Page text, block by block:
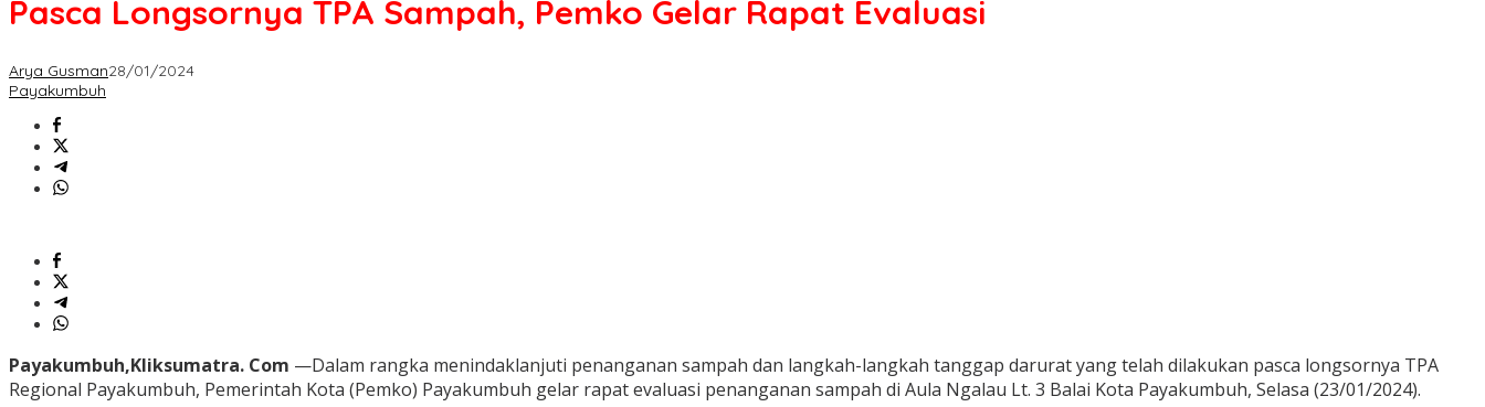
Pasca Longsornya TPA Sampah, Pemko Gelar Rapat Evaluasi
Arya Gusman28/01/2024
Payakumbuh
Payakumbuh,Kliksumatra. Com —Dalam rangka menindaklanjuti penanganan sampah dan langkah-langkah tanggap darurat yang telah dilakukan pasca longsornya TPA
Regional Payakumbuh, Pemerintah Kota (Pemko) Payakumbuh gelar rapat evaluasi penanganan sampah di Aula Ngalau Lt. 3 Balai Kota Payakumbuh, Selasa (23/01/2024).